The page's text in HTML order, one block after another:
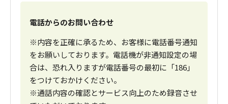
電話からのお問い合わせ
※内容を正確に承るため、お客様に電話番号通知
をお願いしております。電話機が非通知設定の場
合は、恐れ入りますが電話番号の最初に「186」
をつけておかけください。
※通話内容の確認とサービス向上のため録音させ